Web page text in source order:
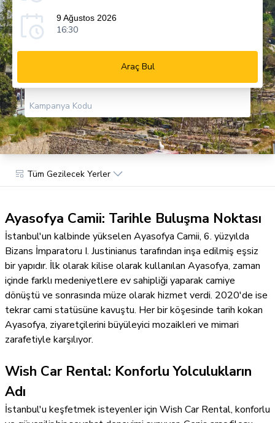
9 Ağustos 2026
16:30
Araç Bul
Kampanya Kodu
Tüm Gezilecek Yerler
Ayasofya Camii: Tarihle Buluşma Noktası
İstanbul'un kalbinde yükselen Ayasofya Camii, 6. yüzyılda
Bizans İmparatoru I. Justinianus tarafından inşa edilmiş eşsiz
bir yapıdır. İlk olarak kilise olarak kullanılan Ayasofya, zaman
içinde farklı medeniyetlere ev sahipliği yaparak camiye
dönüştü ve sonrasında müze olarak hizmet verdi. 2020'de ise
tekrar cami statüsüne kavuştu. Her bir köşesinde tarih kokan
Ayasofya, ziyaretçilerini büyüleyici mozaikleri ve mimari
zarafetiyle karşılıyor.
Wish Car Rental: Konforlu Yolculukların
Adı
İstanbul'u keşfetmek isteyenler için Wish Car Rental, konforlu